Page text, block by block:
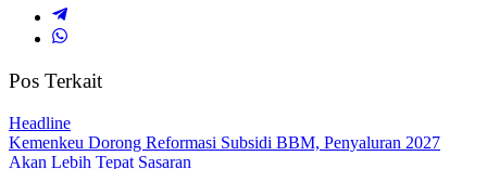
Pos Terkait
Headline
Kemenkeu Dorong Reformasi Subsidi BBM, Penyaluran 2027
Akan Lebih Tepat Sasaran